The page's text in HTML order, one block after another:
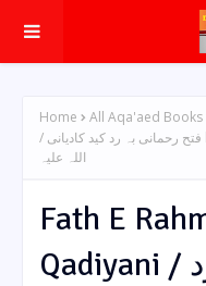
Home All Aqa'aed Books
/ فتح رحمانی بہ رد کید کادیانی by مولانا مفتی غلام دستگیر ہاشمی رحمۃ
اللہ علیہ
Fath E
Qadiyani / فتح رحمانی بہ رد